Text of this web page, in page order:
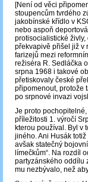
[Není od věci
stoupencům tvrdého
jakobínské křídlo v
nebo aspoň
protisocialistické
překvapivě přišel již v
farizejů mezi
režiséra R. Sedláčka
srpna 1968 i takové
přetiskovaly české
připomenout, protože
po srpnové invazi
Je proto
příležitosti 1. výročí
kterou používal. Byl v
jiného. Ani Husák
avšak statečný
límečkům“. Na rozdíl
partyzánského oddílu
mu nezbývalo, než